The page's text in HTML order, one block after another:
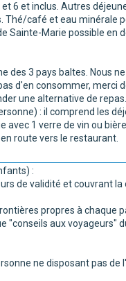
6 et inclus. Autres
café et eau minérale
Sainte-Marie possible en
des 3 pays baltes. Nous
d'en consommer, merci
une alternative de repas.
: il comprend les
avec 1 verre de vin ou
route vers le restaurant.
:
de validité et couvrant la
propres à chaque
"conseils aux voyageurs"
ne disposant pas